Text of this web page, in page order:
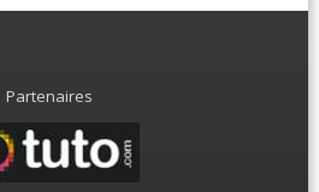
Partenaires